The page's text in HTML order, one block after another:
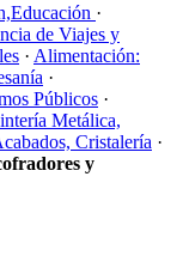
·
de Viajes y
· Alimentación:
·
Públicos ·
Metálica,
Cristalería ·
y